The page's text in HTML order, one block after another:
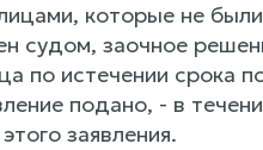
которые не
судом, заочное
по истечении срока
подано, - в
заявления.